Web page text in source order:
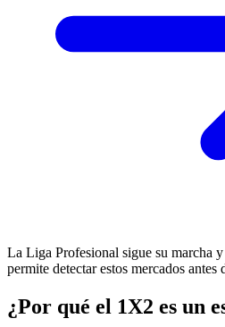
La Liga Profesional sigue su marcha y
permite detectar estos mercados antes
¿Por qué el 1X2 es un